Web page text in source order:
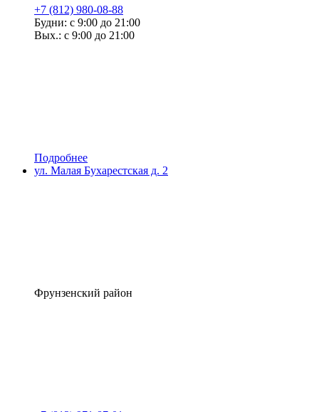
+7 (812) 980-08-88
Будни: с 9:00 до 21:00
Вых.: с 9:00 до 21:00
Подробнее
ул. Малая Бухарестская д. 2
Фрунзенский район